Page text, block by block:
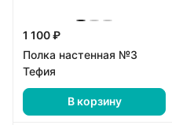
1 100 ₽
Полка настенная №3
Тефия
В корзину